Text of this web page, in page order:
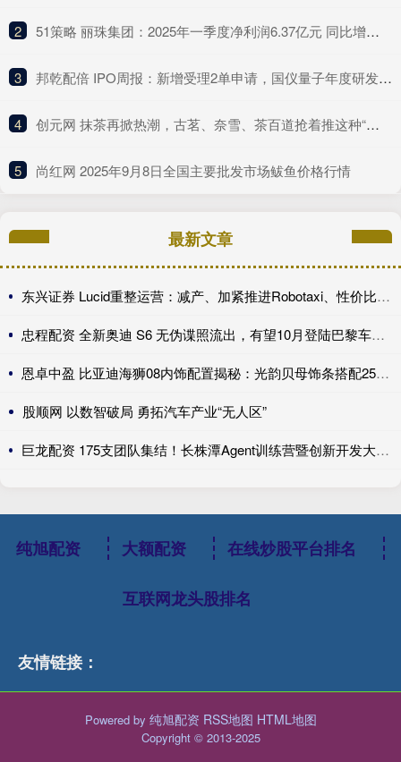
2 ​51策略 丽珠集团：2025年一季度净利润6.37亿元 同比增长4.75%
3 ​邦乾配倍 IPO周报：新增受理2单申请，国仪量子年度研发投入占比下滑
4 ​创元网 抹茶再掀热潮，古茗、奈雪、茶百道抢着推这种“浓”新品
5 ​尚红网 2025年9月8日全国主要批发市场鲅鱼价格行情
最新文章
东兴证券 Lucid重整运营：减产、加紧推进Robotaxi、性价比车型继续跳票
忠程配资 全新奥迪 S6 无伪谍照流出，有望10月登陆巴黎车展完成首秀!
恩卓中盈 比亚迪海狮08内饰配置揭秘：光韵贝母饰条搭配25扬帝瓦雷音响登场
股顺网 以数智破局 勇拓汽车产业“无人区”
巨龙配资 175支团队集结！长株潭Agent训练营暨创新开发大赛第一期训练营开讲
纯旭配资 大额配资 在线炒股平台排名
互联网龙头股排名
友情链接：
Powered by 纯旭配资 RSS地图 HTML地图
Copyright © 2013-2025